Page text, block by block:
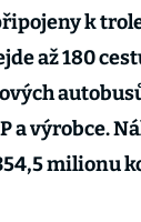
k
až 180
a výrobce.
milionu